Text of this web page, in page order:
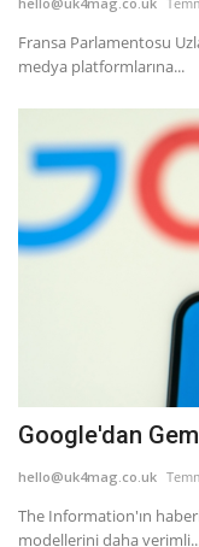
Seri İlanlar
İngiltere
Videolar
İş & Ekonomi
Firma Rehberi
Restoranlar
Fransa Parlamentosu
medya platformlarına...
Google'dan
hello@uk4mag.co.uk
The Information'ın
modellerini daha